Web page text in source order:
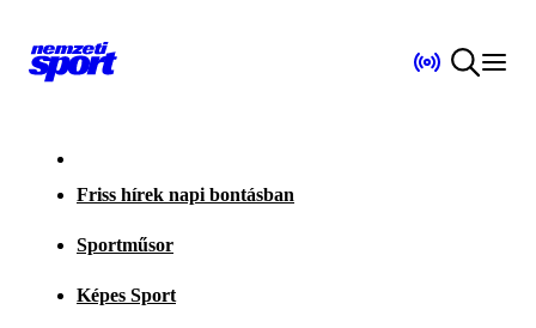
Friss hírek napi bontásban
Sportműsor
Képes Sport